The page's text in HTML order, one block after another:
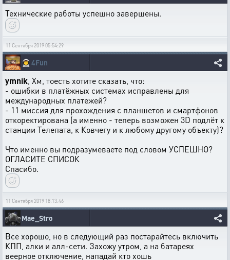
Технические работы успешно завершены.
11 Сентября 2019 05:54:29
👨‍🚀 4Fun
ymnik , Хм, тоесть хотите сказать, что:
- ошибки в платёжных системах исправлены для
международных платежей?
- 11 миссия для прохождения с планшетов и смартфонов
откоректирована (а именно - теперь возможен 3D подлёт к
станции Телепата, к Ковчегу и к любому другому объекту)?
Что именно вы подразумеваете под словом УСПЕШНО?
ОГЛАСИТЕ СПИСОК
Спасибо.
11 Сентября 2019 18:13:46
Mae_Stro
Все хорошо, но в следующий раз постарайтесь включить
КПП, алки и алл-сети. Захожу утром, а на батареях
веерное отключение, нападай кто хошь